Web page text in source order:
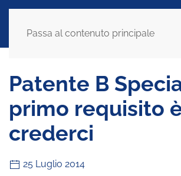
Passa al contenuto principale
Patente B
primo requisito
crederci
25 Luglio 2014